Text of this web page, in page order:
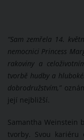
“Sam zemřela 14.
nemocnici Princess
rakoviny a
tvorbě hudby a
dobrodružstvím,”
její nejbližší.
Samantha Weinstein
tvorby. Svou kariéru